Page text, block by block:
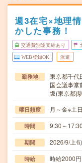
週3在宅×地理
かした事務！
交通費別途支給あり
WEB登録OK 派遣
勤務地
東京都千代
国会議事堂
坂(東京都)
曜日頻度 月～金※土
時間 9:30～
期間 2026/9/上
時給 時給2000円